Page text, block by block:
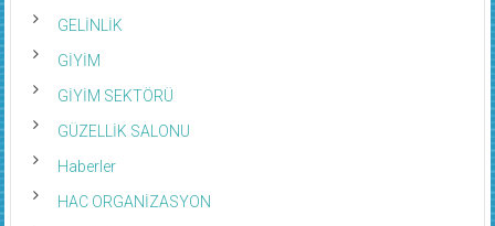
GELİNLİK
GİYİM
GİYİM SEKTÖRÜ
GÜZELLİK SALONU
Haberler
HAC ORGANİZASYON